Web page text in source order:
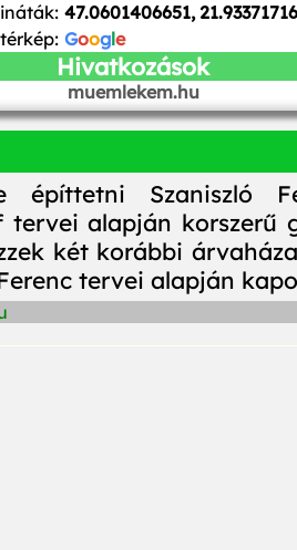
47.0601406651,
Google
Hivatkozások
muemlekem.hu
építtetni Szaniszló
tervei alapján korszerű
két korábbi
tervei alapján